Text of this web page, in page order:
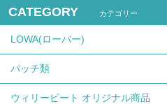
CATEGORY カテゴリー
LOWA(ローバー)
パッチ類
ウィリーピート オリジナル商品